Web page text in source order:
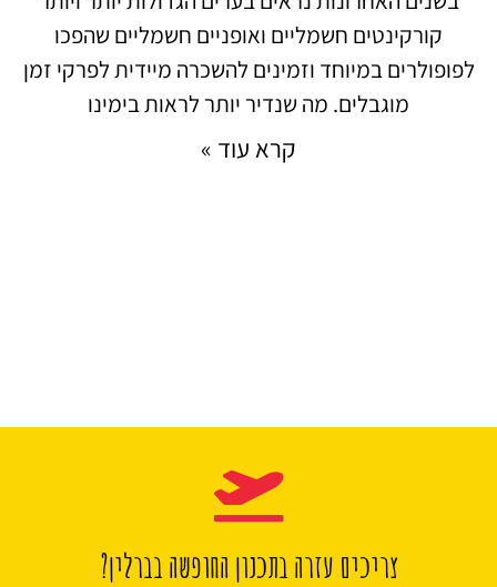
קורקינטים חשמליים ואופניים חשמליים שהפכו
לפופולרים במיוחד וזמינים להשכרה מיידית לפרקי זמן
מוגבלים. מה שנדיר יותר לראות בימינו
קרא עוד »
צריכים עזרה בתכנון החופשה בברלין?